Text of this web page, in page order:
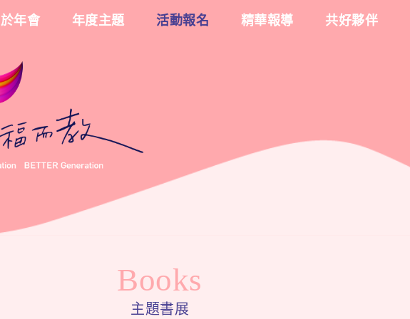
Books
主題書展
年會 年度主題 活動報名 精華報導 共好夥伴